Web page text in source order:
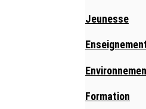
Jeunesse
Formation